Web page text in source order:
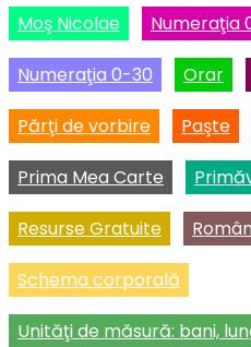
Moş Nicolae Numeraţia
Numeraţia 0-30 Orar
Părţi de vorbire Paşte
Prima Mea Carte
Resurse Gratuite
Schema corporală
Unităţi de măsură: bani,